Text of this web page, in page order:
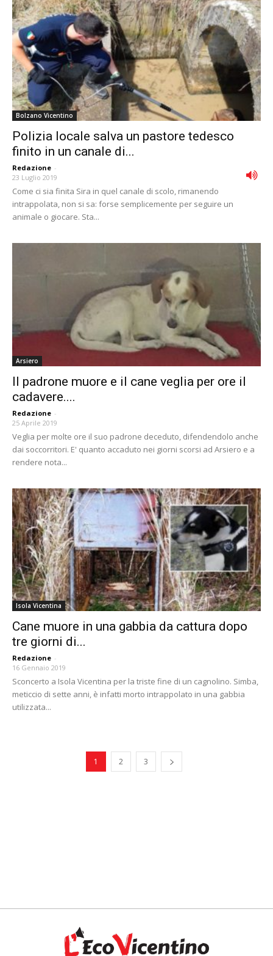
Bolzano Vicentino
Polizia locale salva un pastore tedesco
finito in un canale di...
Redazione -
23 Luglio 2019
Come ci sia finita Sira in quel canale di scolo, rimanendo
intrappolata, non si sa: forse semplicemente per seguire un
animale o giocare. Sta...
Arsiero
Il padrone muore e il cane veglia per ore il
cadavere....
Redazione -
25 Aprile 2019
Veglia per molte ore il suo padrone deceduto, difendendolo anche
dai soccorritori. E' quanto accaduto nei giorni scorsi ad Arsiero e a
rendere nota...
Isola Vicentina
Cane muore in una gabbia da cattura dopo
tre giorni di...
Redazione -
16 Gennaio 2019
Sconcerto a Isola Vicentina per la triste fine di un cagnolino. Simba,
meticcio di sette anni, è infatti morto intrappolato in una gabbia
utilizzata...
1 2 3